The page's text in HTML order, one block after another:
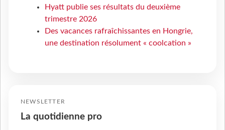
Hyatt publie ses résultats du deuxième
trimestre 2026
Des vacances rafraîchissantes en Hongrie,
une destination résolument « coolcation »
NEWSLETTER
La quotidienne pro